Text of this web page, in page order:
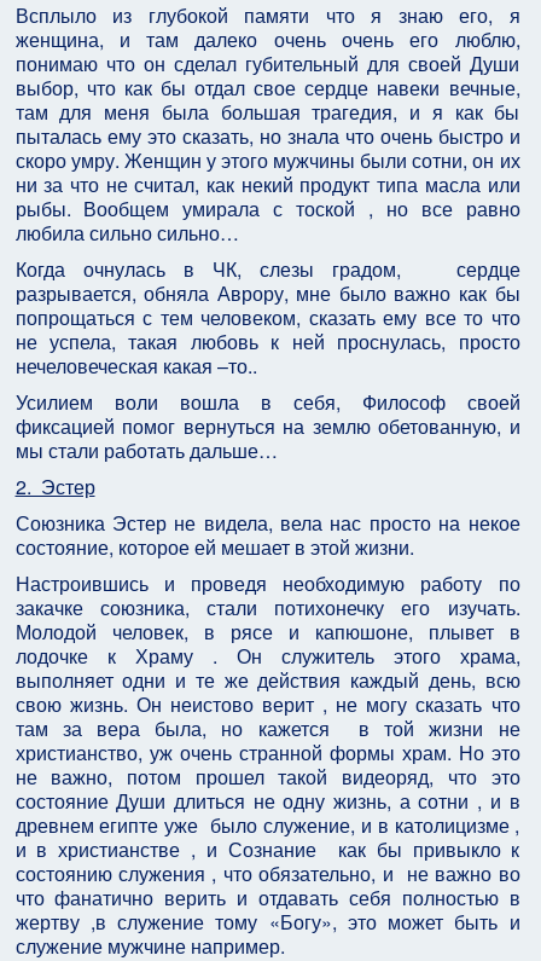
Всплыло из глубокой памяти что я знаю его, я
женщина, и там далеко очень очень его люблю,
понимаю что он сделал губительный для своей Души
выбор, что как бы отдал свое сердце навеки вечные,
там для меня была большая трагедия, и я как бы
пыталась ему это сказать, но знала что очень быстро и
скоро умру. Женщин у этого мужчины были сотни, он их
ни за что не считал, как некий продукт типа масла или
рыбы. Вообщем умирала с тоской , но все равно
любила сильно сильно…
Когда очнулась в ЧК, слезы градом, сердце
разрывается, обняла Аврору, мне было важно как бы
попрощаться с тем человеком, сказать ему все то что
не успела, такая любовь к ней проснулась, просто
нечеловеческая какая –то..
Усилием воли вошла в себя, Философ своей
фиксацией помог вернуться на землю обетованную, и
мы стали работать дальше…
2. Эстер
Союзника Эстер не видела, вела нас просто на некое
состояние, которое ей мешает в этой жизни.
Настроившись и проведя необходимую работу по
закачке союзника, стали потихонечку его изучать.
Молодой человек, в рясе и капюшоне, плывет в
лодочке к Храму . Он служитель этого храма,
выполняет одни и те же действия каждый день, всю
свою жизнь. Он неистово верит , не могу сказать что
там за вера была, но кажется в той жизни не
христианство, уж очень странной формы храм. Но это
не важно, потом прошел такой видеоряд, что это
состояние Души длиться не одну жизнь, а сотни , и в
древнем египте уже было служение, и в католицизме ,
и в христианстве , и Сознание как бы привыкло к
состоянию служения , что обязательно, и не важно во
что фанатично верить и отдавать себя полностью в
жертву ,в служение тому «Богу», это может быть и
служение мужчине например.